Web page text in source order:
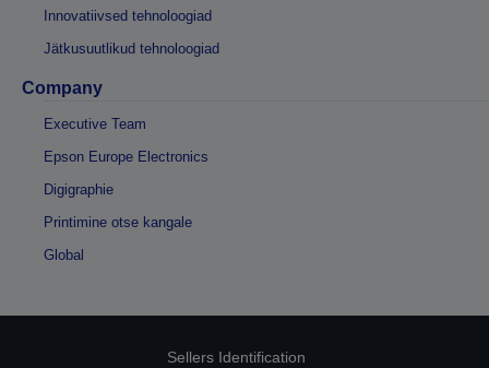
Innovatiivsed tehnoloogiad
Jätkusuutlikud tehnoloogiad
Company
Executive Team
Epson Europe Electronics
Digigraphie
Printimine otse kangale
Global
Sellers Identification